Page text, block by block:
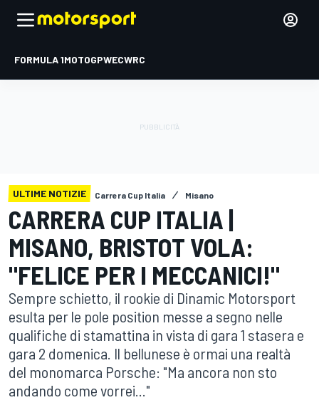
FORMULA 1MOTOGPWECWRC
ULTIME NOTIZIE Carrera Cup Italia Misano
CARRERA CUP ITALIA |
MISANO, BRISTOT VOLA:
"FELICE PER I MECCANICI!"
Sempre schietto, il rookie di Dinamic Motorsport
esulta per le pole position messe a segno nelle
qualifiche di stamattina in vista di gara 1 stasera e
gara 2 domenica. Il bellunese è ormai una realtà
del monomarca Porsche: "Ma ancora non sto
andando come vorrei..."